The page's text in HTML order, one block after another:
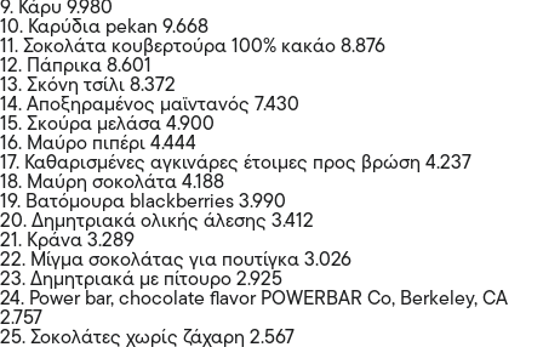
9. Κάρυ 9.980
10. Καρύδια pekan 9.668
11. Σοκολάτα κουβερτούρα 100% κακάο 8.876
12. Πάπρικα 8.601
13. Σκόνη τσίλι 8.372
14. Αποξηραμένος μαϊντανός 7.430
15. Σκούρα μελάσα 4.900
16. Μαύρο πιπέρι 4.444
17. Καθαρισμένες αγκινάρες έτοιμες προς βρώση 4.237
18. Μαύρη σοκολάτα 4.188
19. Βατόμουρα blackberries 3.990
20. Δημητριακά ολικής άλεσης 3.412
21. Κράνα 3.289
22. Μίγμα σοκολάτας για πουτίγκα 3.026
23. Δημητριακά με πίτουρο 2.925
24. Power bar, chocolate flavor POWERBAR Co, Berkeley, CA
2.757
25. Σοκολάτες χωρίς ζάχαρη 2.567